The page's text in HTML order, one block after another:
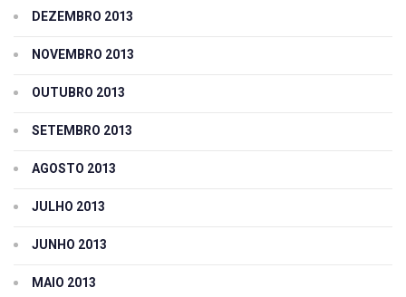
DEZEMBRO 2013
NOVEMBRO 2013
OUTUBRO 2013
SETEMBRO 2013
AGOSTO 2013
JULHO 2013
JUNHO 2013
MAIO 2013